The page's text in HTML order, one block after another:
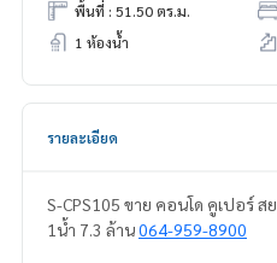
พื้นที่ : 51.50 ตร.ม.
1 ห้องน้ำ
รายละเอียด
S-CPS105 ขาย คอนโด คูเปอร์
1น้ำ 7.3 ล้าน064-959-8900